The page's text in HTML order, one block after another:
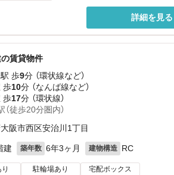
詳細を見る
賃貸物件
歩9分 （環状線など）
歩10分 （なんば線など）
歩17分 （環状線）
（徒歩20分圏内）
阪市西区安治川1丁目
建 築年数 6年3ヶ月 建物構造 RC
駐輪場あり 宅配ボックス